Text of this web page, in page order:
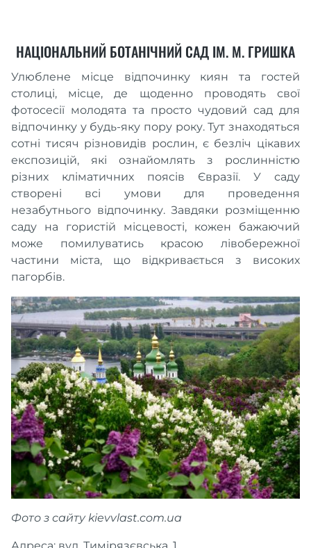
НАЦІОНАЛЬНИЙ БОТАНІЧНИЙ САД ІМ. М. ГРИШКА
Улюблене місце відпочинку киян та гостей
столиці, місце, де щоденно проводять свої
фотосесії молодята та просто чудовий сад для
відпочинку у будь-яку пору року. Тут знаходяться
сотні тисяч різновидів рослин, є безліч цікавих
експозицій, які ознайомлять з рослинністю
різних кліматичних поясів Євразії. У саду
створені всі умови для проведення
незабутнього відпочинку. Завдяки розміщенню
саду на гористій місцевості, кожен бажаючий
може помилуватись красою лівобережної
частини міста, що відкривається з високих
пагорбів.
Фото з сайту kievvlast.com.ua